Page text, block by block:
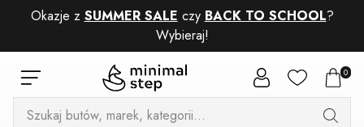
Okazje z SUMMER SALE czy BACK TO SCHOOL?
Wybieraj!
0
Wyszukiwarka
produktów